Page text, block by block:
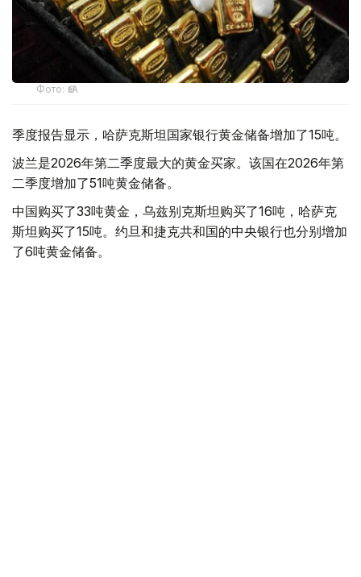
Фото: ӨзА
季度报告显示，哈萨克斯坦国家银行黄金储备增加了15吨。
波兰是2026年第二季度最大的黄金买家。该国在2026年第
二季度增加了51吨黄金储备。
中国购买了33吨黄金，乌兹别克斯坦购买了16吨，哈萨克
斯坦购买了15吨。约旦和捷克共和国的中央银行也分别增加
了6吨黄金储备。